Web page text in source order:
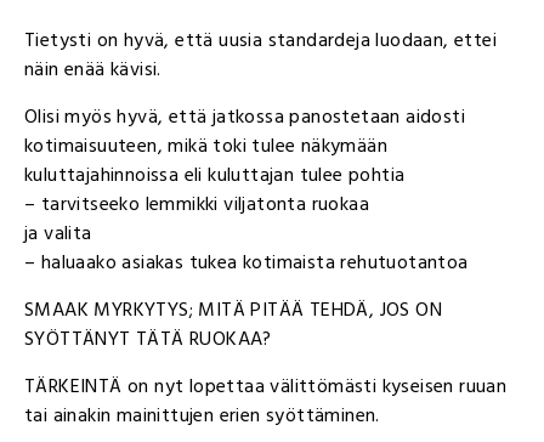
Tietysti on hyvä, että uusia standardeja luodaan, ettei
näin enää kävisi.
Olisi myös hyvä, että jatkossa panostetaan aidosti
kotimaisuuteen, mikä toki tulee näkymään
kuluttajahinnoissa eli kuluttajan tulee pohtia
– tarvitseeko lemmikki viljatonta ruokaa
ja valita
– haluaako asiakas tukea kotimaista rehutuotantoa
SMAAK MYRKYTYS; MITÄ PITÄÄ TEHDÄ, JOS ON
SYÖTTÄNYT TÄTÄ RUOKAA?
TÄRKEINTÄ on nyt lopettaa välittömästi kyseisen ruuan
tai ainakin mainittujen erien syöttäminen.